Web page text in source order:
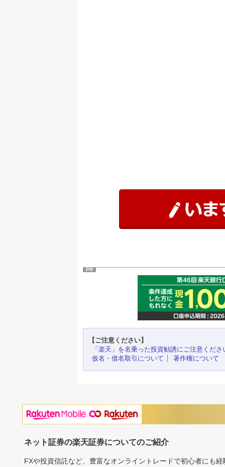
PR
【ご注意ください】
「楽天」を名乗った投資勧誘にご注意くださ
仮名・借名取引について
著作権について
ネット証券の楽天証券についてのご紹介
FXや投資信託など、豊富なオンライントレードで初心者にも